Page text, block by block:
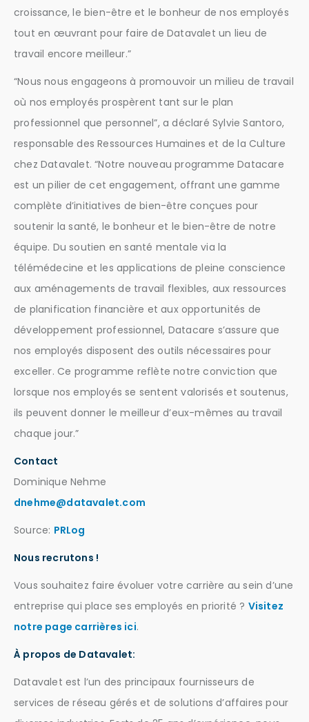
croissance, le bien-être et le bonheur de nos employés
tout en œuvrant pour faire de Datavalet un lieu de
travail encore meilleur.”
“Nous nous engageons à promouvoir un milieu de travail
où nos employés prospèrent tant sur le plan
professionnel que personnel”, a déclaré Sylvie Santoro,
responsable des Ressources Humaines et de la Culture
chez Datavalet. “Notre nouveau programme Datacare
est un pilier de cet engagement, offrant une gamme
complète d’initiatives de bien-être conçues pour
soutenir la santé, le bonheur et le bien-être de notre
équipe. Du soutien en santé mentale via la
télémédecine et les applications de pleine conscience
aux aménagements de travail flexibles, aux ressources
de planification financière et aux opportunités de
développement professionnel, Datacare s’assure que
nos employés disposent des outils nécessaires pour
exceller. Ce programme reflète notre conviction que
lorsque nos employés se sentent valorisés et soutenus,
ils peuvent donner le meilleur d’eux-mêmes au travail
chaque jour.”
Contact
Dominique Nehme
dnehme@datavalet.com
Source: PRLog
Nous recrutons !
Vous souhaitez faire évoluer votre carrière au sein d’une
entreprise qui place ses employés en priorité ? Visitez
notre page carrières ici.
À propos de Datavalet:
Datavalet est l’un des principaux fournisseurs de
services de réseau gérés et de solutions d’affaires pour